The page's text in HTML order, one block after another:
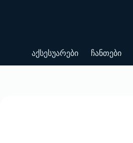
აქსესუარები ჩანთები